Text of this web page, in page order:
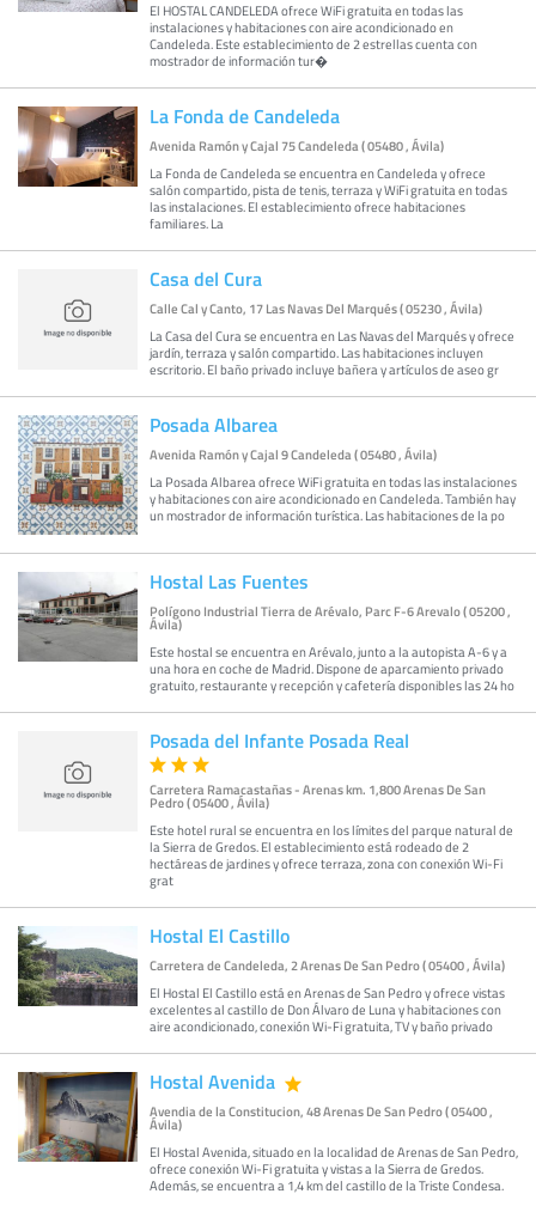
El HOSTAL CANDELEDA ofrece WiFi gratuita en todas las
instalaciones y habitaciones con aire acondicionado en
Candeleda. Este establecimiento de 2 estrellas cuenta con
mostrador de información tur�
La Fonda de Candeleda
Avenida Ramón y Cajal 75 Candeleda ( 05480 , Ávila)
La Fonda de Candeleda se encuentra en Candeleda y ofrece
salón compartido, pista de tenis, terraza y WiFi gratuita en todas
las instalaciones. El establecimiento ofrece habitaciones
familiares. La
Casa del Cura
Calle Cal y Canto, 17 Las Navas Del Marqués ( 05230 , Ávila)
La Casa del Cura se encuentra en Las Navas del Marqués y ofrece
jardín, terraza y salón compartido. Las habitaciones incluyen
escritorio. El baño privado incluye bañera y artículos de aseo gr
Posada Albarea
Avenida Ramón y Cajal 9 Candeleda ( 05480 , Ávila)
La Posada Albarea ofrece WiFi gratuita en todas las instalaciones
y habitaciones con aire acondicionado en Candeleda. También hay
un mostrador de información turística. Las habitaciones de la po
Hostal Las Fuentes
Polígono Industrial Tierra de Arévalo, Parc F-6 Arevalo ( 05200 ,
Ávila)
Este hostal se encuentra en Arévalo, junto a la autopista A-6 y a
una hora en coche de Madrid. Dispone de aparcamiento privado
gratuito, restaurante y recepción y cafetería disponibles las 24 ho
Posada del Infante Posada Real
Carretera Ramacastañas - Arenas km. 1,800 Arenas De San
Pedro ( 05400 , Ávila)
Este hotel rural se encuentra en los límites del parque natural de
la Sierra de Gredos. El establecimiento está rodeado de 2
hectáreas de jardines y ofrece terraza, zona con conexión Wi-Fi
grat
Hostal El Castillo
Carretera de Candeleda, 2 Arenas De San Pedro ( 05400 , Ávila)
El Hostal El Castillo está en Arenas de San Pedro y ofrece vistas
excelentes al castillo de Don Álvaro de Luna y habitaciones con
aire acondicionado, conexión Wi-Fi gratuita, TV y baño privado
Hostal Avenida
Avendia de la Constitucion, 48 Arenas De San Pedro ( 05400 ,
Ávila)
El Hostal Avenida, situado en la localidad de Arenas de San Pedro,
ofrece conexión Wi-Fi gratuita y vistas a la Sierra de Gredos.
Además, se encuentra a 1,4 km del castillo de la Triste Condesa.